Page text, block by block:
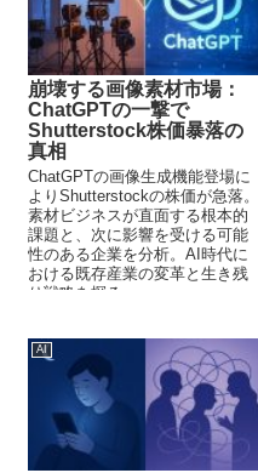
崩壊する画像素材市場：
ChatGPTの一撃で
Shutterstock株価暴落の
真相
ChatGPTの画像生成機能登場に
よりShutterstockの株価が急落。
素材ビジネスが直面する根本的
課題と、次に影響を受ける可能
性のある企業を分析。AI時代に
おける既存産業の変革と生き残
り戦略を探る。
AI